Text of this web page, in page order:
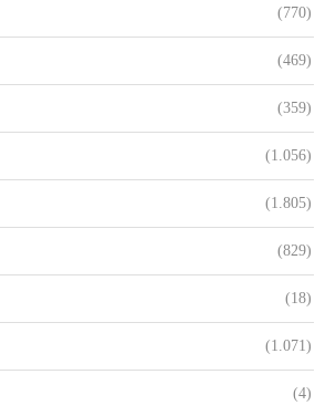
(770)
(469)
(359)
(1.056)
(1.805)
(829)
(18)
(1.071)
(4)